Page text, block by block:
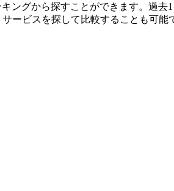
ングから探すことができます。過去
ービスを探して比較することも可能